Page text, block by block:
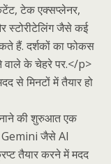
टेक एक्सप्लेनर,
स्टोरीटेलिंग जैसे कई
हैं. दर्शकों का फोकस
वाले के चेहरे पर.</p>
मिनटों में तैयार हो
की शुरुआत एक
Gemini जैसे AI
तैयार करने में मदद